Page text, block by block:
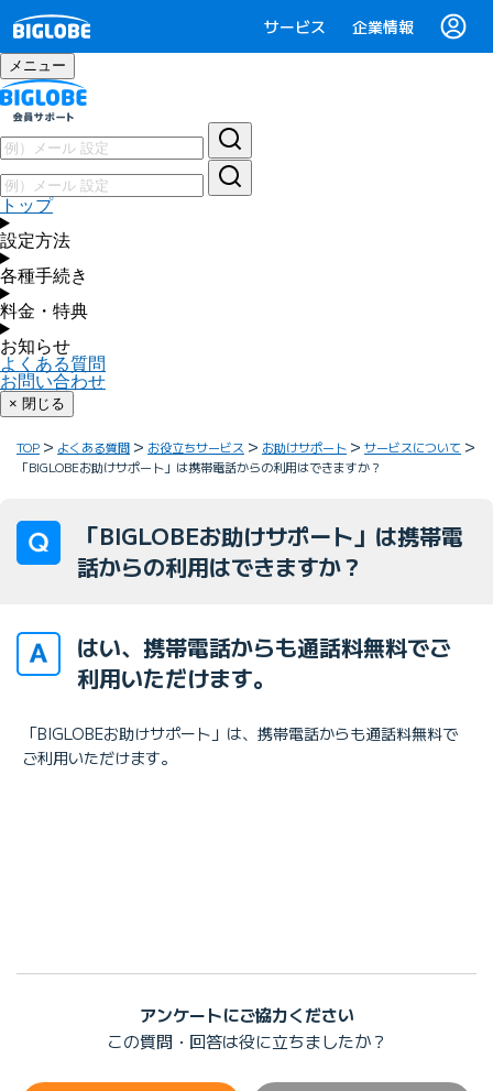
サービス 企業情報
メニュー
トップ
設定方法
各種手続き
料金・特典
お知らせ
よくある質問
お問い合わせ
× 閉じる
TOP よくある質問 お役立ちサービス お助けサポート
サービスについて
「BIGLOBEお助けサポート」は携帯電話からの利用はできますか？
「BIGLOBEお助けサポート」は携帯電
話からの利用はできますか？
はい、携帯電話からも通話料無料でご
利用いただけます。
「BIGLOBEお助けサポート」は、携帯電話からも通話料無料で
ご利用いただけます。
アンケートにご協力ください
この質問・回答は役に立ちましたか？